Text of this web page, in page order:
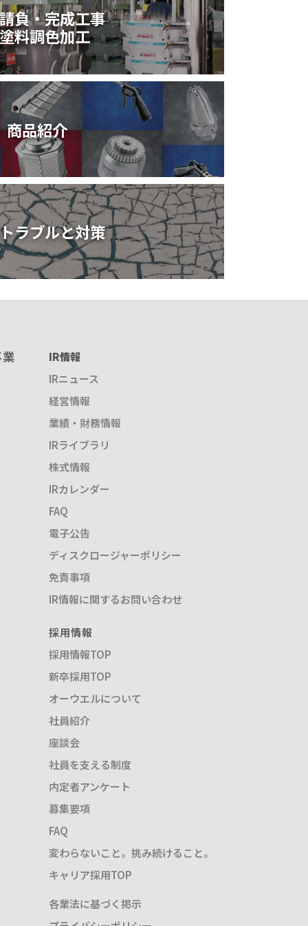
負・完成工事
料調色加工
商品紹介
ラブルと対策
IR情報
IRニュース
経営情報
業績・財務情報
IRライブラリ
株式情報
IRカレンダー
FAQ
電子公告
ディスクロージャーポリシー
免責事項
IR情報に関するお問い合わせ
採用情報
採用情報TOP
新卒採用TOP
オーウエルについて
社員紹介
座談会
社員を支える制度
内定者アンケート
募集要項
FAQ
変わらないこと。挑み続けること。
キャリア採用TOP
各業法に基づく掲示